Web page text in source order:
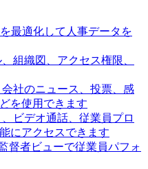
最適化して人事データを
組織図、アクセス権限、
会社のニュース、投票、感
を使用できます
ビデオ通話、従業員プロ
にアクセスできます
督者ビューで従業員パフォ